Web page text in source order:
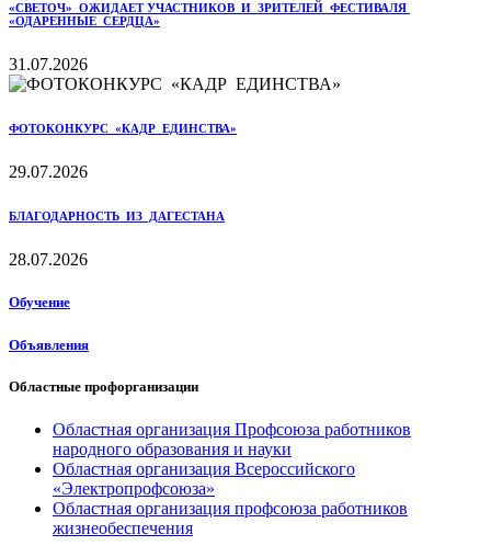
«СВЕТОЧ» ОЖИДАЕТ УЧАСТНИКОВ И ЗРИТЕЛЕЙ ФЕСТИВАЛЯ
«ОДАРЕННЫЕ СЕРДЦА»
31.07.2026
ФОТОКОНКУРС «КАДР ЕДИНСТВА»
29.07.2026
БЛАГОДАРНОСТЬ ИЗ ДАГЕСТАНА
28.07.2026
Обучение
Объявления
Областные профорганизации
Областная организация Профсоюза работников
народного образования и науки
Областная организация Всероссийского
«Электропрофсоюза»
Областная организация профсоюза работников
жизнеобеспечения